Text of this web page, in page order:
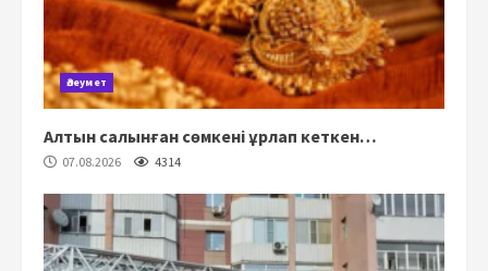
Әлеумет
Алтын салынған сөмкені ұрлап кеткен…
07.08.2026 4314